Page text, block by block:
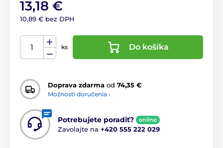
13,18 €
10,89 € bez DPH
ks Do košíka
Doprava zdarma od 74,35 €
Možnosti doručenia ›
Potrebujete poradiť? online
Zavolajte na +420 555 222 029